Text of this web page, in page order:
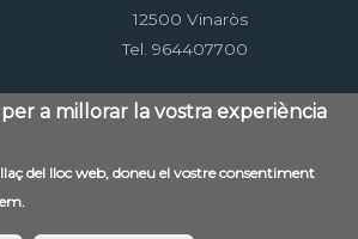
12500 Vinaròs
Tel. 964407700
Política de privacitat
RSS
a millorar la vostra experiència
del lloc web, doneu el vostre consentiment